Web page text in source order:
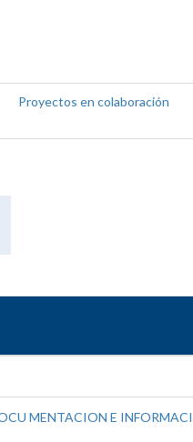
Proyectos en colaboración
MENTACION E